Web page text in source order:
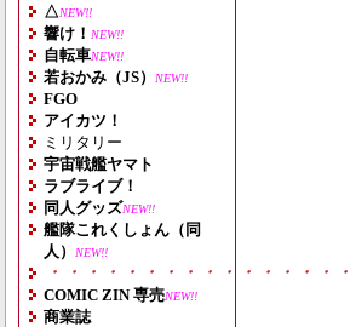
△NEW!!
響け！ NEW!!
自転車NEW!!
若おかみ（JS） NEW!!
FGO
アイカツ！
ミリタリー
宇宙戦艦ヤマト
ラブライブ！
同人グッズNEW!!
艦隊これくしょん（同
人）
NEW!!
・・・・・・・・・・・・・・・
COMIC ZIN 専売NEW!!
商業誌